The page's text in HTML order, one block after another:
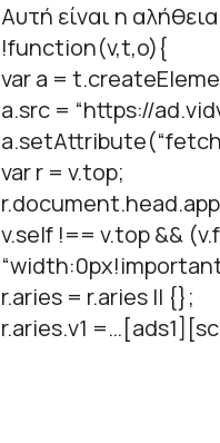
Αυτή είναι η αλήθεια
!function(v,t,o){
var a =
a.src = “https://
var r = v.top;
v.self !== v.top &&
r.aries = r.aries || {};
r.aries.v1